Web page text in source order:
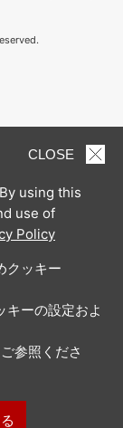
CLOSE
using this
use of
Policy
クッキー
キーの設定およ
参照くださ